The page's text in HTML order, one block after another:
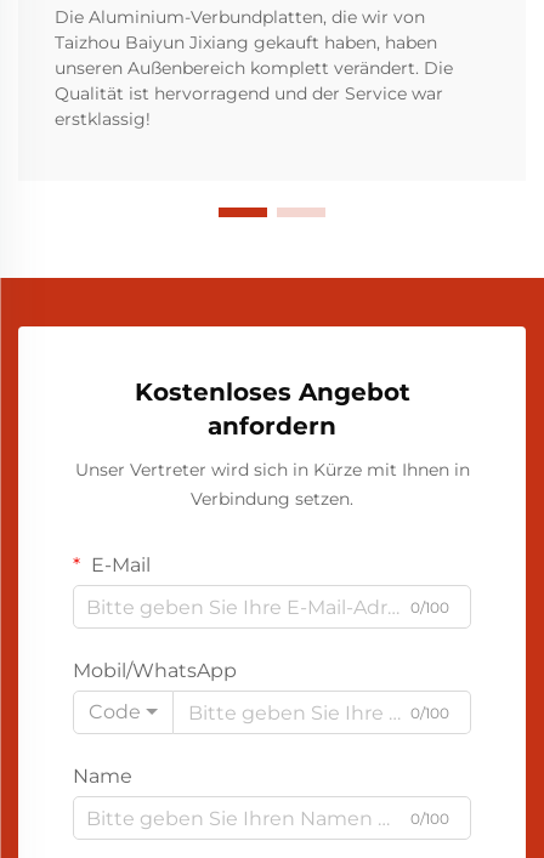
Die Aluminium-Verbundplatten, die wir von
Taizhou Baiyun Jixiang gekauft haben, haben
unseren Außenbereich komplett verändert. Die
Qualität ist hervorragend und der Service war
erstklassig!
Kostenloses Angebot
anfordern
Unser Vertreter wird sich in Kürze mit Ihnen in
Verbindung setzen.
E-Mail
0/100
Mobil/WhatsApp
Code
0/100
Name
0/100